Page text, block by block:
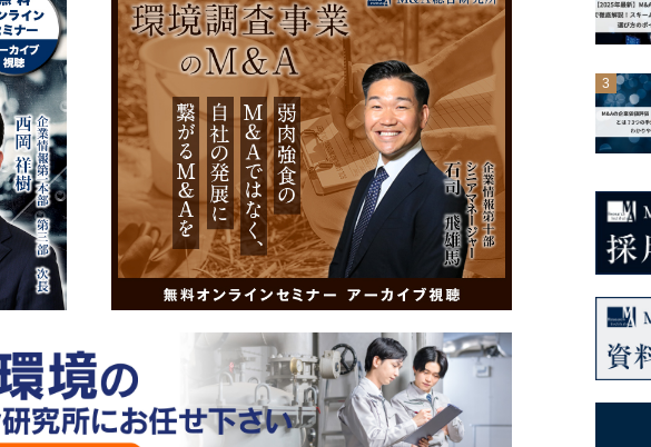
動向
親和性
功のポイント
リット
ける注意点
功させるポイント
却する流れ
例
とめ